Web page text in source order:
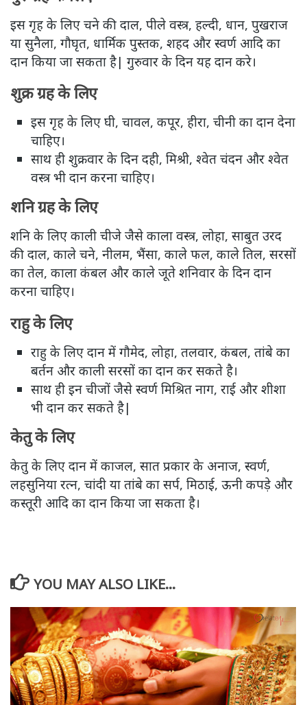
इस गृह के लिए चने की दाल, पीले वस्त्र, हल्दी, धान, पुखराज
या सुनैला, गौघृत, धार्मिक पुस्तक, शहद और स्वर्ण आदि का
दान किया जा सकता है| गुरुवार के दिन यह दान करे।
शुक्र ग्रह के लिए
इस गृह के लिए घी, चावल, कपूर, हीरा, चीनी का दान देना
चाहिए।
साथ ही शुक्रवार के दिन दही, मिश्री, श्वेत चंदन और श्वेत
वस्त्र भी दान करना चाहिए।
शनि ग्रह के लिए
शनि के लिए काली चीजे जैसे काला वस्त्र, लोहा, साबुत उरद
की दाल, काले चने, नीलम, भैंसा, काले फल, काले तिल, सरसों
का तेल, काला कंबल और काले जूते शनिवार के दिन दान
करना चाहिए।
राहु के लिए
राहु के लिए दान में गौमेद, लोहा, तलवार, कंबल, तांबे का
बर्तन और काली सरसों का दान कर सकते है।
साथ ही इन चीजों जैसे स्वर्ण मिश्रित नाग, राई और शीशा
भी दान कर सकते है|
केतु के लिए
केतु के लिए दान में काजल, सात प्रकार के अनाज, स्वर्ण,
लहसुनिया रत्न, चांदी या तांबे का सर्प, मिठाई, ऊनी कपड़े और
कस्तूरी आदि का दान किया जा सकता है।
YOU MAY ALSO LIKE...